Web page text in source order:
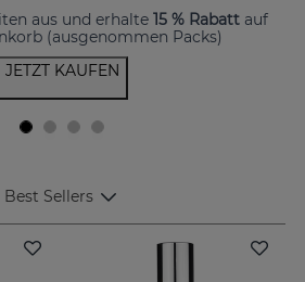
aus und erhalte 15 % Rabattauf
(ausgenommen Packs)
JETZT KAUFEN
Best Sellers